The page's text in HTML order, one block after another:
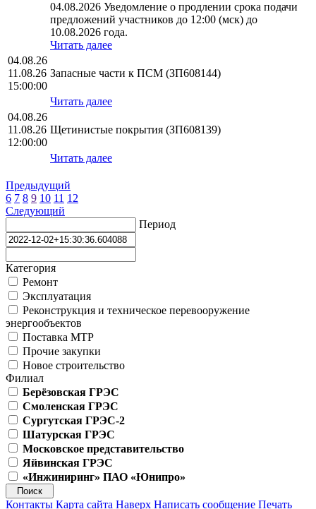
04.08.2026 Уведомление о продлении срока подачи
предложений участников до 12:00 (мск) до
10.08.2026 года.
Читать далее
04.08.26
11.08.26
15:00:00
Запасные части к ПСМ (ЗП608144)
Читать далее
04.08.26
11.08.26
12:00:00
Щетинистые покрытия (ЗП608139)
Читать далее
Предыдущий
6 7 8 9 10 11 12
Следующий
Период
Категория
Ремонт
Эксплуатация
Реконструкция и техническое перевооружение
энергообъектов
Поставка МТР
Прочие закупки
Новое строительство
Филиал
Берёзовская ГРЭС
Смоленская ГРЭС
Сургутская ГРЭС-2
Шатурская ГРЭС
Московское представительство
Яйвинская ГРЭС
«Инжиниринг» ПАО «Юнипро»
Контакты Карта сайта Наверх Написать сообщение Печать